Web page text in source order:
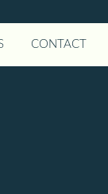
CONTACT